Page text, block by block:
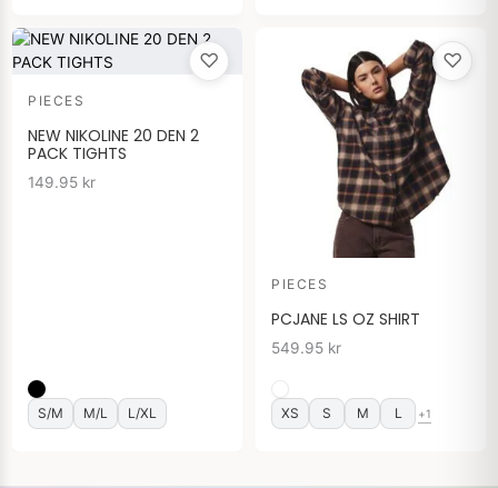
♡
PIECES
NEW NIKOLINE 20 DEN 2
PACK TIGHTS
149.95 kr
S/M M/L L/XL
♡
PIECES
PCJANE LS OZ SHIRT
549.95 kr
XS S M L +1